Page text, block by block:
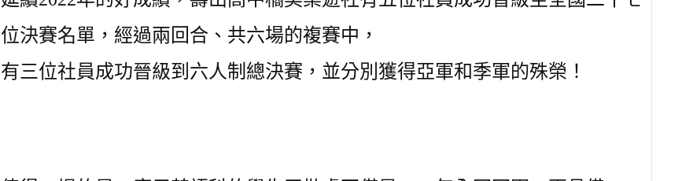
位決賽名單，經過兩回合、共六場的複賽中，
有三位社員成功晉級到六人制總決賽，並分別獲得亞軍和季軍的殊榮！